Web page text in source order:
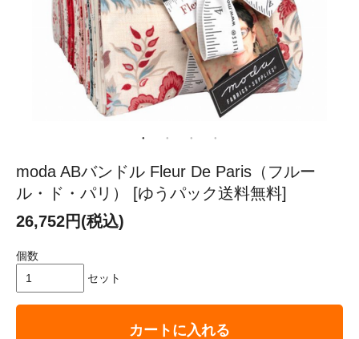
moda ABバンドル Fleur De Paris（フルー
ル・ド・パリ） [ゆうパック送料無料]
26,752円(税込)
個数
セット
カートに入れる